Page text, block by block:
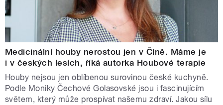
Medicinální houby nerostou jen v Číně. Máme je
i v českých lesích, říká autorka Houbové terapie
Houby nejsou jen oblíbenou surovinou české kuchyně.
Podle Moniky Čechové Golasovské jsou i fascinujícím
světem, který může prospívat našemu zdraví. Jakou sílu